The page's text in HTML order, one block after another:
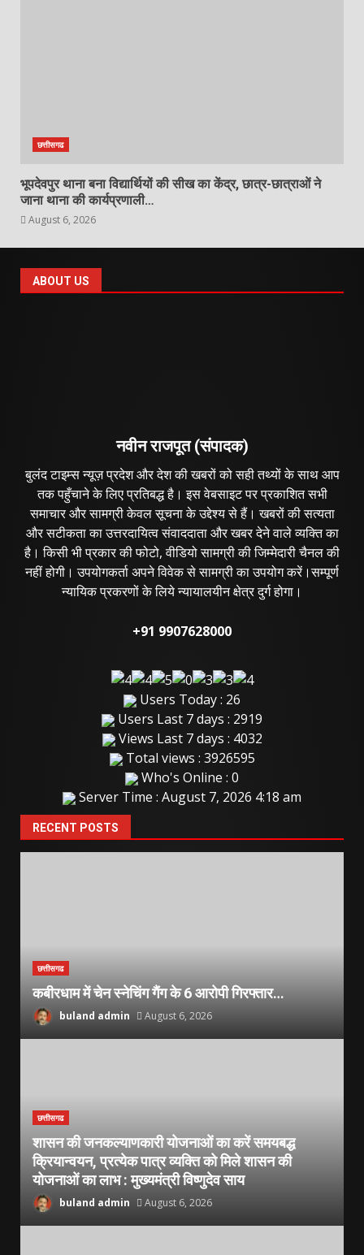
छत्तीसगढ
भूपदेवपुर थाना बना विद्यार्थियों की सीख का केंद्र, छात्र-छात्राओं ने
जाना थाना की कार्यप्रणाली…
August 6, 2026
ABOUT US
नवीन राजपूत (संपादक)
बुलंद टाइम्स न्यूज़ प्रदेश और देश की खबरों को सही तथ्यों के साथ आप
तक पहुँचाने के लिए प्रतिबद्ध है। इस वेबसाइट पर प्रकाशित सभी
समाचार और सामग्री केवल सूचना के उद्देश्य से हैं। खबरों की सत्यता
और सटीकता का उत्तरदायित्व संवाददाता और खबर देने वाले व्यक्ति का
है। किसी भी प्रकार की फोटो, वीडियो सामग्री की जिम्मेदारी चैनल की
नहीं होगी। उपयोगकर्ता अपने विवेक से सामग्री का उपयोग करें।सम्पूर्ण
न्यायिक प्रकरणों के लिये न्यायालयीन क्षेत्र दुर्ग होगा।
+91 9907628000
Users Today : 26
Users Last 7 days : 2919
Views Last 7 days : 4032
Total views : 3926595
Who's Online : 0
Server Time : August 7, 2026 4:18 am
RECENT POSTS
छत्तीसगढ
कबीरधाम में चेन स्नेचिंग गैंग के 6 आरोपी गिरफ्तार…
buland admin August 6, 2026
छत्तीसगढ
शासन की जनकल्याणकारी योजनाओं का करें समयबद्ध
क्रियान्वयन, प्रत्येक पात्र व्यक्ति को मिले शासन की
योजनाओं का लाभ : मुख्यमंत्री विष्णुदेव साय
buland admin August 6, 2026